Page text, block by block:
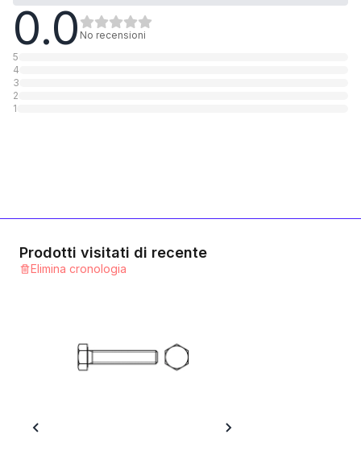
5.6 Stahl verzinkt
1 Categoria
12.9 Stahl blank
A4 rostfrei
0.0 No recensioni
5
4
3
2
1
Prodotti visitati di recente
Elimina cronologia